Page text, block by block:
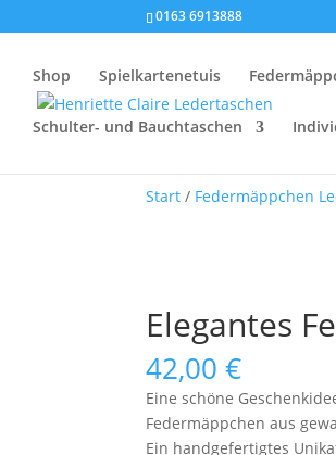
0163 6913888
Shop Spielkartenetuis
Schulter- und Bauchtaschen
Start / Federmäppchen
Elegantes
42,00€
Eine schöne
Federmäppchen aus
Ein handgefertigtes